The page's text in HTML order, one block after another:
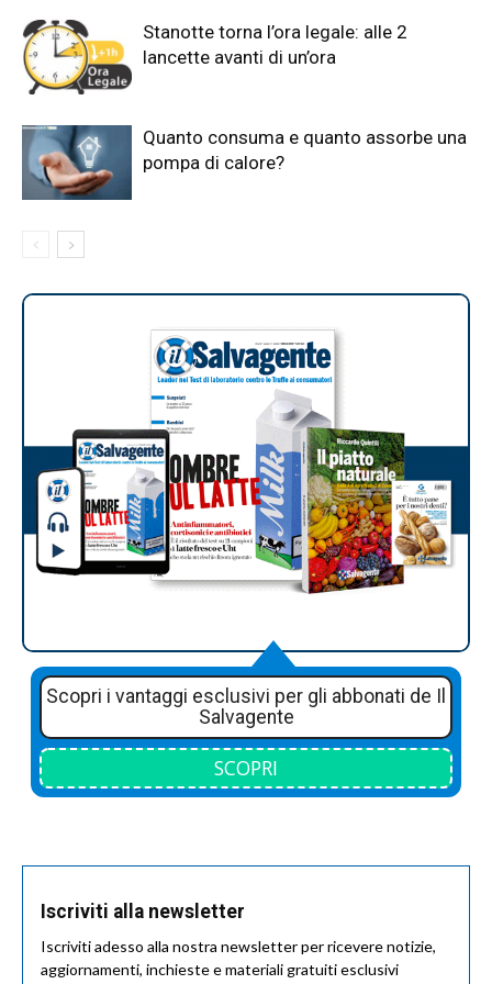
Stanotte torna l’ora legale: alle 2
lancette avanti di un’ora
Quanto consuma e quanto assorbe una
pompa di calore?
Scopri i vantaggi esclusivi per gli abbonati de Il
Salvagente
SCOPRI
Iscriviti alla newsletter
Iscriviti adesso alla nostra newsletter per ricevere notizie,
aggiornamenti, inchieste e materiali gratuiti esclusivi